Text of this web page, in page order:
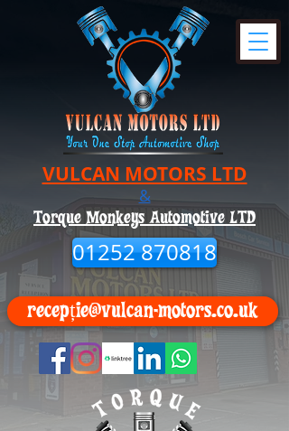
VULCAN MOTORS LTD
&
Torque Monkeys Automotive LTD
01252 870818
recepție@vulcan-motors.co.uk